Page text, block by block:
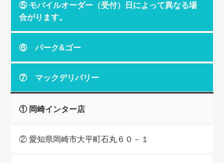
⑤ モバイルオーダー（受付）日によって異なる場
合がります。
⑥ パーク&ゴー
⑦ マックデリバリー
① 岡崎インター店
② 愛知県岡崎市大平町石丸６０－１